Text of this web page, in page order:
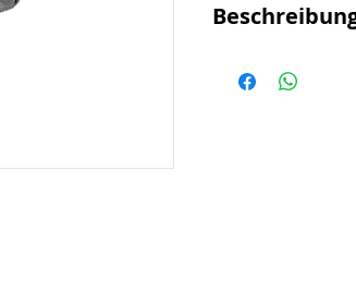
Wasserdicht